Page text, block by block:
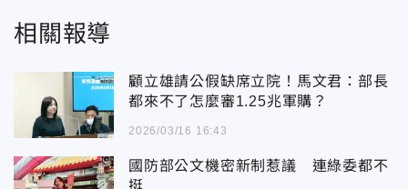
相關報導
顧立雄請公假缺席立院！馬文君：部長
都來不了怎麼審1.25兆軍購？
2026/03/16 16:43
國防部公文機密新制惹議 連綠委都不